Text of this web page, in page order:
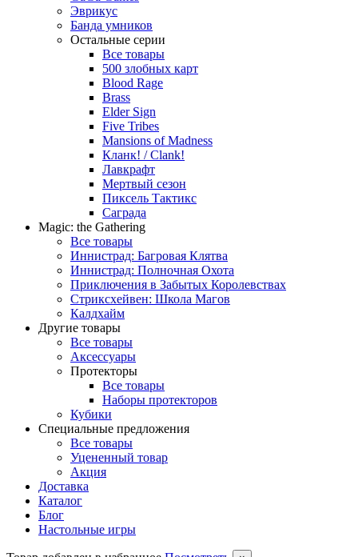
Эврикус
Банда умников
Остальные серии
Все товары
500 злобных карт
Blood Rage
Brass
Elder Sign
Five Tribes
Mansions of Madness
Кланк! / Clank!
Лавкрафт
Мертвый сезон
Пиксель Тактикс
Саграда
Magic: the Gathering
Все товары
Иннистрад: Багровая Клятва
Иннистрад: Полночная Охота
Приключения в Забытых Королевствах
Стриксхейвен: Школа Магов
Калдхайм
Другие товары
Все товары
Аксессуары
Протекторы
Все товары
Наборы протекторов
Кубики
Специальные предложения
Все товары
Уцененный товар
Акция
Доставка
Каталог
Блог
Настольные игры